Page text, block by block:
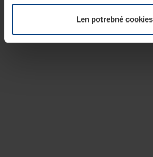
našej webovej stránky.Len potrebné cookies